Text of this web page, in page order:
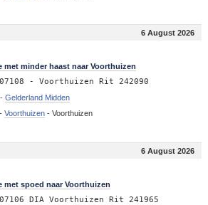
6 August 2026
met minder haast naar Voorthuizen
07108 - Voorthuizen Rit 242090
Gelderland Midden
Voorthuizen- Voorthuizen
6 August 2026
met spoed naar Voorthuizen
07106 DIA Voorthuizen Rit 241965